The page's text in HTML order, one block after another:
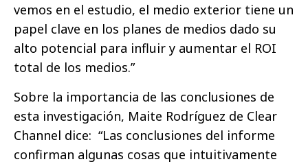
vemos en el estudio, el medio exterior tiene un
papel clave en los planes de medios dado su
alto potencial para influir y aumentar el ROI
total de los medios.”
Sobre la importancia de las conclusiones de
esta investigación, Maite Rodríguez de Clear
Channel dice: “Las conclusiones del informe
confirman algunas cosas que intuitivamente